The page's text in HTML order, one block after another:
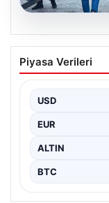
06.08.2026
Dumanlar
tamirhanede
Piyasa Verileri
USD
EUR
ALTIN
BTC